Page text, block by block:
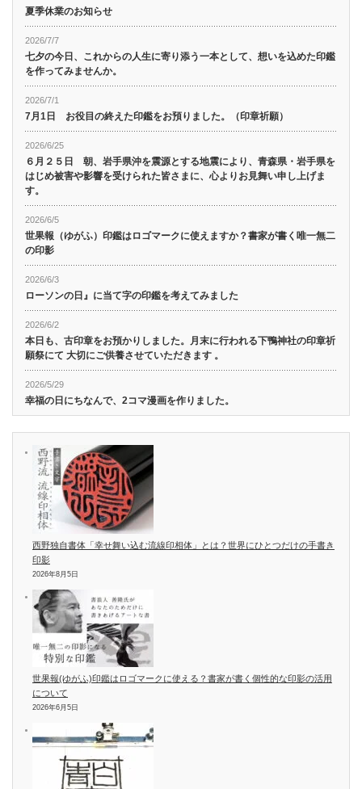
夏季休業のお知らせ
2026/7/7
七夕の今日、これからの人生に寄り添う一本として、想いを込めた印鑑
を作ってみませんか。
2026/7/1
7月1日 お役目の終えた印鑑をお預りました。（印章祈願）
2026/6/25
６月２５日 朝、岩手県沖を震源とする地震により、青森県・岩手県を
はじめ被害や影響を受けられた皆さまに、心よりお見舞い申し上げま
す。
2026/6/5
世果報（ゆがふ）印鑑はロゴマークに使えますか？書家が書く唯一無二
の印影
2026/6/3
ローソンの日』に当て字の印鑑を考えてみました
2026/6/2
本日も、古印章をお預かりしました。月末に行われる下鴨神社の印章祈
願祭にて 大切にご供養させていただきます 。
2026/5/29
幸福の日にちなんで、2コマ漫画を作りました。
西野独自書体「幸せ舞い込む流線印相体」とは？世界にひとつだけの手書き
印影
2026年8月5日
世果報(ゆがふ)印鑑はロゴマークに使える？書家が書く個性的な印影の活用
について
2026年6月5日